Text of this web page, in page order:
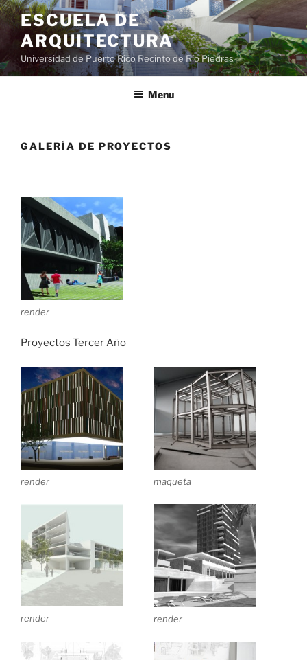
ESCUELA DE
ARQUITECTURA
Universidad de Puerto Rico Recinto de Río Piedras
Menu
GALERÍA DE PROYECTOS
render
Proyectos Tercer Año
render maqueta
render render